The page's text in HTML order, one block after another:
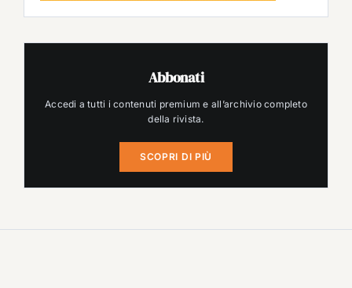
Abbonati
Accedi a tutti i contenuti premium e all’archivio completo
della rivista.
SCOPRI DI PIÙ